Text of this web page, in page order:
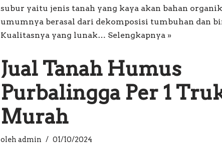
subur yaitu jenis tanah yang kaya akan bahan
umumnya berasal dari dekomposisi tumbuhan dan
Kualitasnya yang lunak… Selengkapnya »
Jual Tanah Humus
Purbalingga Per 1
Murah
oleh admin 01/10/2024